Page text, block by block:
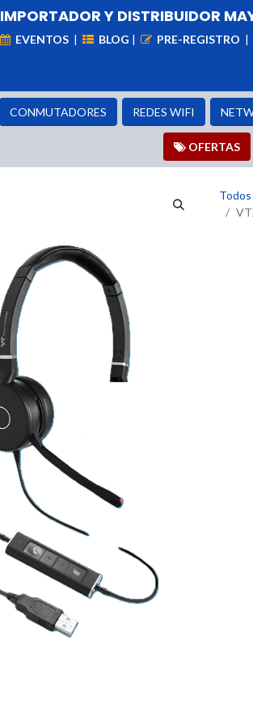
IMPORTADOR Y DISTRIBUIDOR
EVENTOS | BLOG | PRE-REGISTRO
CONMUTADORES REDES WIFI
OFER​​​​TAS